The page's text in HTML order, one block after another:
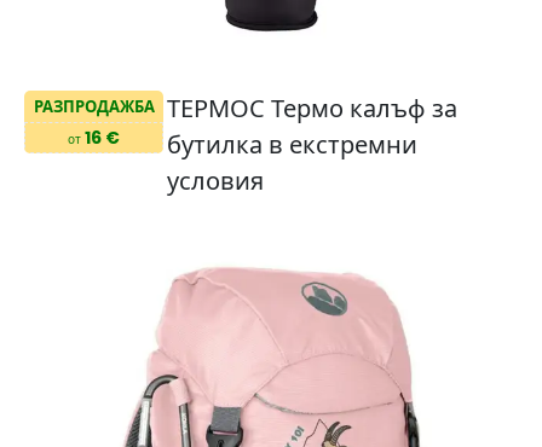
РАЗПРОДАЖБА
от 16 €
ТЕРМОС Термо калъф за
бутилка в екстремни
условия